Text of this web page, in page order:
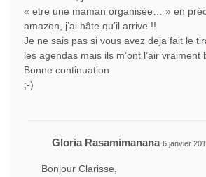
« etre une maman organisée… » en
amazon, j’ai hâte qu’il arrive !!
Je ne sais pas si vous avez deja fait le
les agendas mais ils m’ont l’air vraiment
Bonne continuation.
;-)
Gloria Rasamimanana 6 janvier
Bonjour Clarisse,